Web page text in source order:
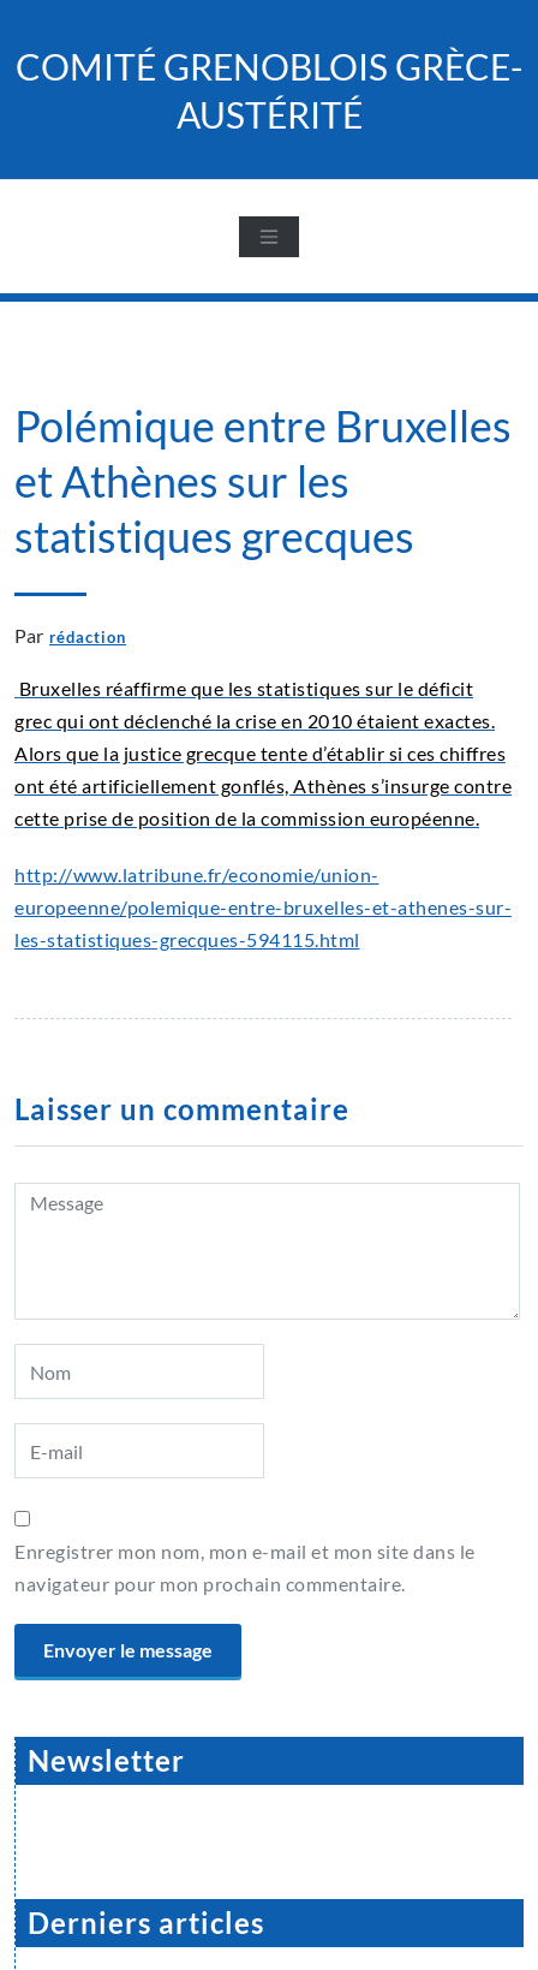
content
COMITÉ GRENOBLOIS GRÈCE-
AUSTÉRITÉ
Polémique entre Bruxelles
et Athènes sur les
statistiques grecques
Par rédaction
Bruxelles réaffirme que les statistiques sur le déficit
grec qui ont déclenché la crise en 2010 étaient exactes.
Alors que la justice grecque tente d’établir si ces chiffres
ont été artificiellement gonflés, Athènes s’insurge contre
cette prise de position de la commission européenne.
http://www.latribune.fr/economie/union-
europeenne/polemique-entre-bruxelles-et-athenes-sur-
les-statistiques-grecques-594115.html
Laisser un commentaire
Enregistrer mon nom, mon e-mail et mon site dans le
navigateur pour mon prochain commentaire.
Newsletter
Derniers articles